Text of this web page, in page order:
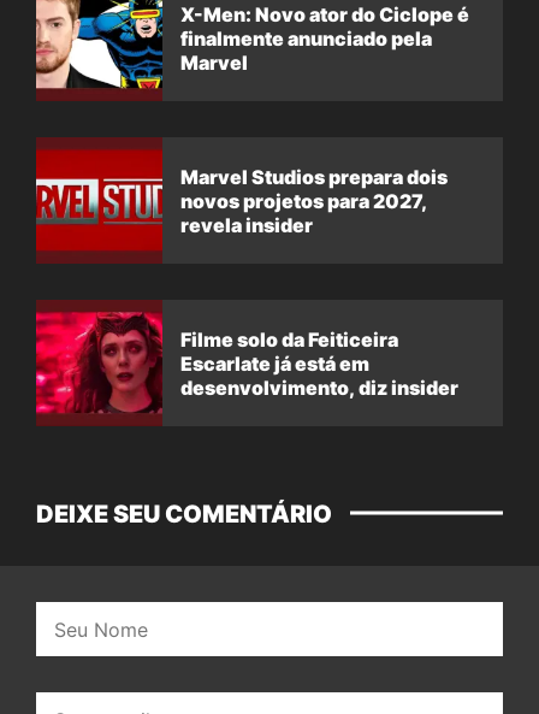
X-Men: Novo ator do Ciclope é
finalmente anunciado pela
Marvel
Marvel Studios prepara dois
novos projetos para 2027,
revela insider
Filme solo da Feiticeira
Escarlate já está em
desenvolvimento, diz insider
DEIXE SEU COMENTÁRIO